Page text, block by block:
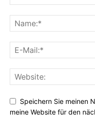
Speichern Sie meinen
meine Website für den